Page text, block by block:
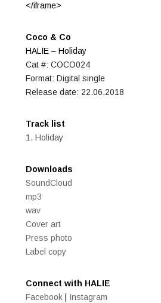
</iframe>
Coco & Co
HALIE – Holiday
Cat #: COCO024
Format: Digital single
Release date: 22.06.2018
Track list
1. Holiday
Downloads
SoundCloud
mp3
wav
Cover art
Press photo
Label copy
Connect with HALIE
Facebook
Instagram